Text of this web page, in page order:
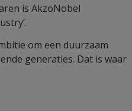
is AkzoNobel
om een duurzaam
generaties. Dat is waar